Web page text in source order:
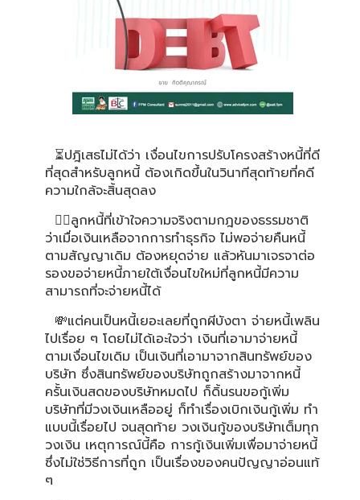
⏳ปฎิเสธไม่ได้ว่า เงื่อนไขการปรับโครงสร้างหนี้ที่ดี
ที่สุดสำหรับลูกหนี้ ต้องเกิดขึ้นในวินาทีสุดท้ายที่คดี
ความใกล้จะสิ้นสุดลง
🙍‍♂️ลูกหนี้ที่เข้าใจความจริงตามกฎของธรรมชาติ
ว่าเมื่อเงินเหลือจากการทำธุรกิจ ไม่พอจ่ายคืนหนี้
ตามสัญญาเดิม ต้องหยุดจ่าย แล้วหันมาเจรจาต่อ
รองขอจ่ายหนี้ภายใต้เงื่อนไขใหม่ที่ลูกหนี้มีความ
สามารถที่จะจ่ายหนี้ได้
💸แต่คนเป็นหนี้เยอะเลยที่ถูกผีบังตา จ่ายหนี้เพลิน
ไปเรื่อย ๆ โดยไม่ได้เอะใจว่า เงินที่เอามาจ่ายหนี้
ตามเงื่อนไขเดิม เป็นเงินที่เอามาจากสินทรัพย์ของ
บริษัท ซึ่งสินทรัพย์ของบริษัทถูกสร้างมาจากหนี้
ครั้นเงินสดของบริษัทหมดไป ก็ดิ้นรนขอกู้เพิ่ม
บริษัทที่มีวงเงินเหลืออยู่ ก็ทำเรื่องเบิกเงินกู้เพิ่ม ทำ
แบบนี้เรื่อยไป จนสุดท้าย วงเงินกู้ของบริษัทเต็มทุก
วงเงิน เหตุการณ์นี้คือ การกู้เงินเพิ่มเพื่อมาจ่ายหนี้
ซึ่งไม่ใช่วิธีการที่ถูก เป็นเรื่องของคนปัญญาอ่อนแท้
ๆ